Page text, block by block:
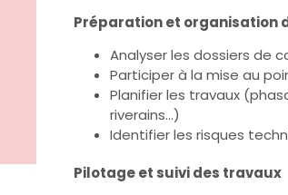
Préparation et organisation
Analyser les dossiers de
Participer à la mise au
Planifier les travaux
riverains…)
Identifier les risques
Pilotage et suivi des travaux